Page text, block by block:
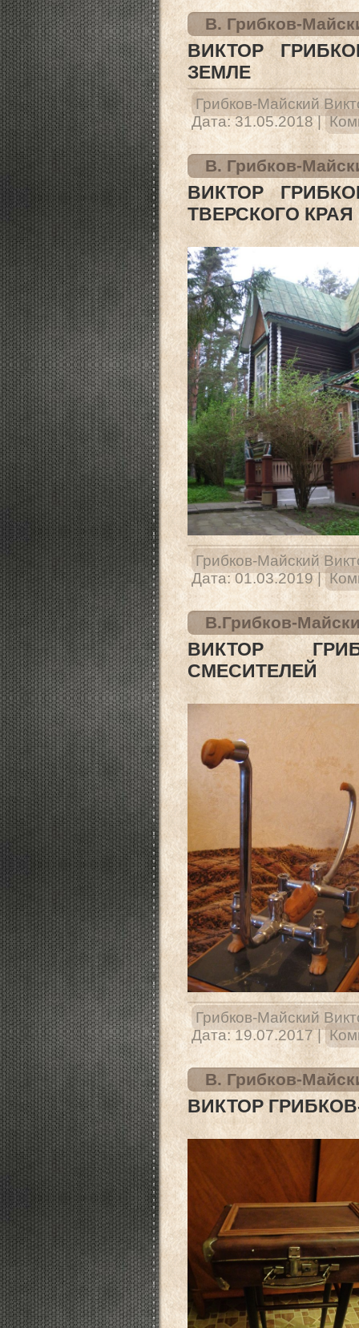
В. Грибков-
ВИКТОР
ЗЕМЛЕ
Грибков-Майский
Дата: 31.05.2018 |
В. Грибков-
ВИКТОР
ТВЕРСКОГО КРАЯ
Грибков-Майский
Дата: 01.03.2019 |
В.Грибков-
ВИКТОР
СМЕСИТЕЛЕЙ
Грибков-Майский
Дата: 19.07.2017 |
В. Грибков-
ВИКТОР